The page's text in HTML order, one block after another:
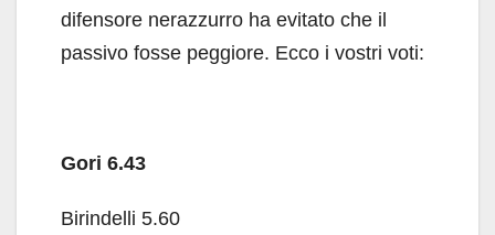
difensore nerazzurro ha evitato che il
passivo fosse peggiore. Ecco i vostri voti:
Gori 6.43
Birindelli 5.60